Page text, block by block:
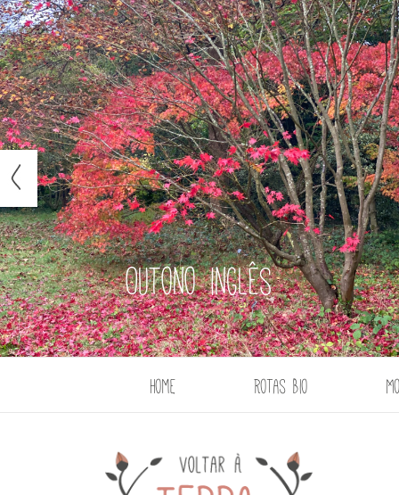
Outono inglês
Home Rotas Bio